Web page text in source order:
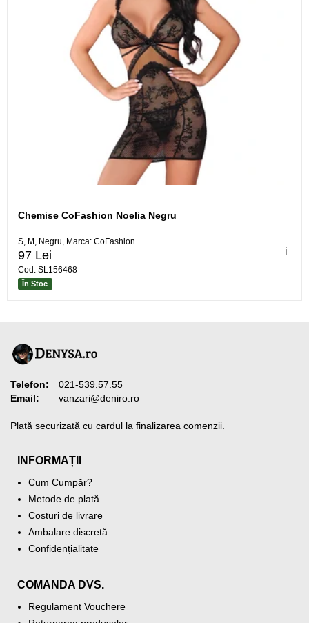
ℹ️
Chemise CoFashion Noelia Negru
S, M, Negru, Marca: CoFashion
97 Lei
Cod: SL156468
În Stoc
Telefon:
021-539.57.55
Email:
vanzari@deniro.ro
Plată securizată cu cardul la finalizarea comenzii.
INFORMAȚII
Cum Cumpăr?
Metode de plată
Costuri de livrare
Ambalare discretă
Confidențialitate
COMANDA DVS.
Regulament Vouchere